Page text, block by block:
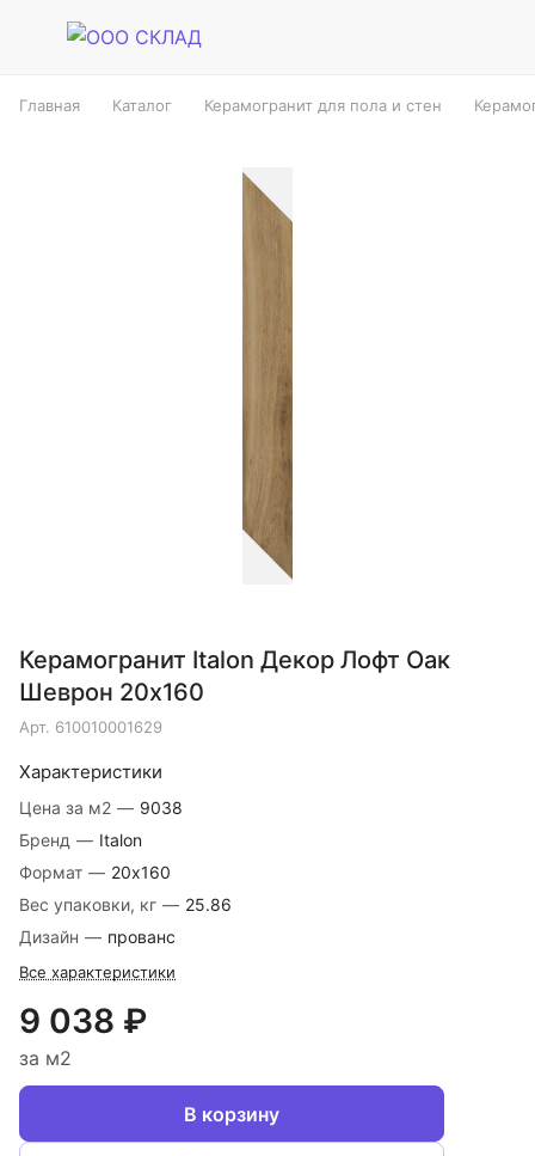
Главная Каталог Керамогранит для пола и стен
Керамогранит Italon Декор Лофт Оак
Шеврон 20х160
Арт. 610010001629
Характеристики
Цена за м2 — 9038
Бренд — Italon
Формат — 20х160
Вес упаковки, кг — 25.86
Дизайн — прованс
Все характеристики
9 038 ₽
за м2
В корзину